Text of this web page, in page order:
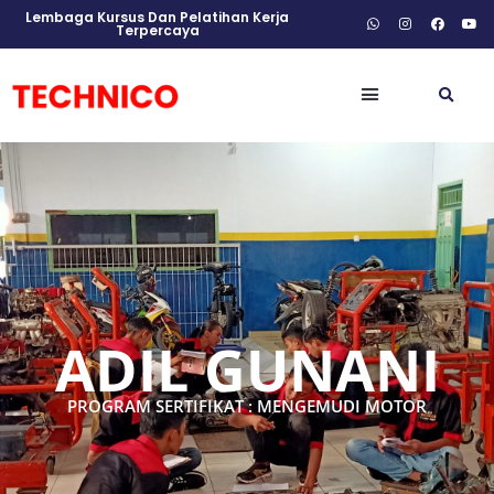
Lembaga Kursus Dan Pelatihan Kerja
Terpercaya
ADIL GUNANI
PROGRAM SERTIFIKAT : MENGEMUDI MOTOR